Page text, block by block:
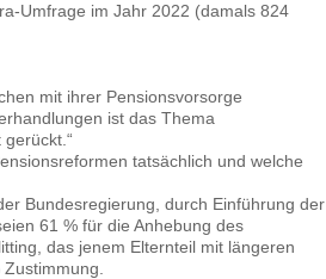
Umfrage im Jahr 2022 (damals 824
mit ihrer Pensionsvorsorge
ist das Thema
tatsächlich und welche
Bundesregierung, durch Einführung der
61 % für die Anhebung des
das jenem Elternteil mit längeren